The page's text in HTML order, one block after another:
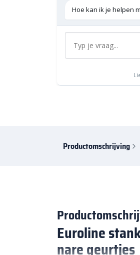
Hoe kan ik je helpen
Productomschrijving
Euroline
nare geurtjes